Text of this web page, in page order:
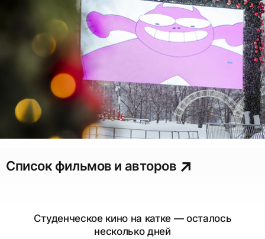
Список фильмов и авторов
Студенческое кино на катке — осталось
несколько дней